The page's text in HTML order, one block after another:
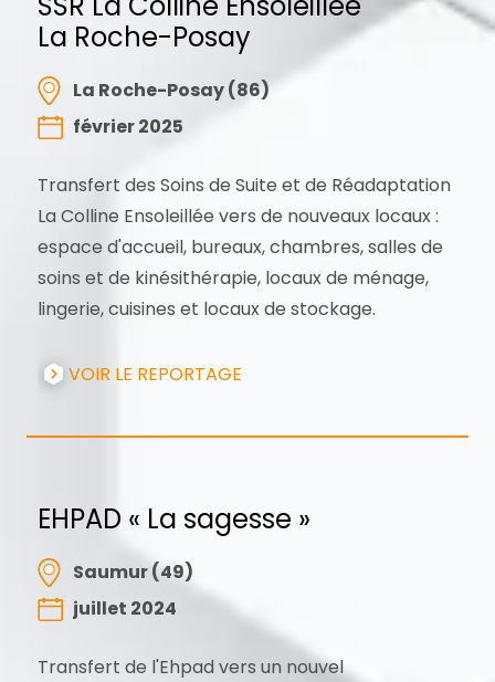
La Roche-Posay
Transfert des Soins de Suite et de Réadaptation
La Colline Ensoleillée vers de nouveaux locaux :
espace d'accueil, bureaux, chambres, salles de
soins et de kinésithérapie, locaux de ménage,
lingerie, cuisines et locaux de stockage.
VOIR LE REPORTAGE
La Roche-Posay (86)
février 2025
EHPAD « La sagesse »
Transfert de l'Ehpad vers un nouvel
Saumur (49)
juillet 2024